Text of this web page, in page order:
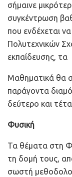
σήμαινε
συγκέντρωση
που ενδέχεται
Πολυτεχνικών
εκπαίδευσης, τα
Μαθηματικά θα
παράγοντα
δεύτερο και
Φυσική
Τα θέματα στη
τη δομή τους,
σωστή